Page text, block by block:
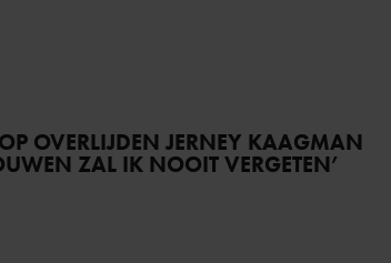
OVERLIJDEN JERNEY KAAGMAN
ZAL IK NOOIT VERGETEN’